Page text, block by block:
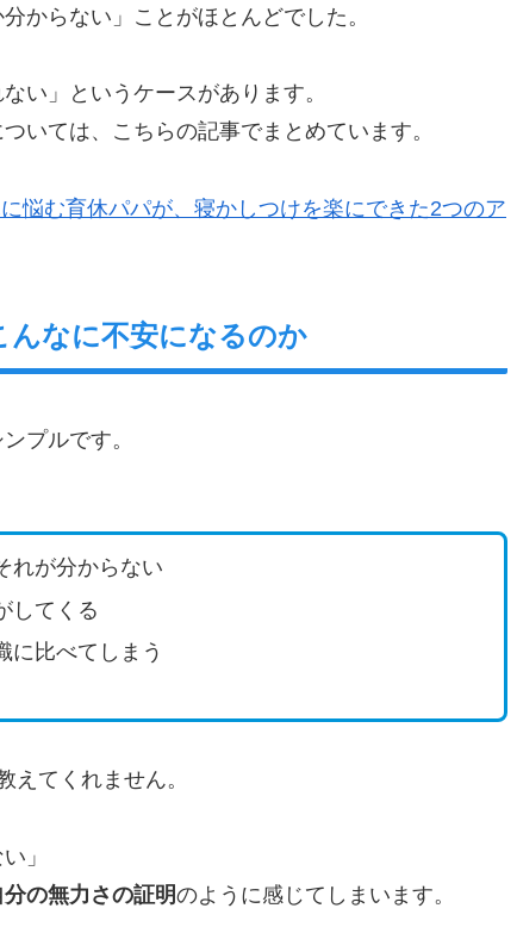
からない」ことがほとんどでした。
い」というケースがあります。
いては、こちらの記事でまとめています。
悩む育休パパが、寝かしつけを楽にできた2つのア
なに不安になるのか
プルです。
れが分からない
してくる
に比べてしまう
えてくれません。
」
分の無力さの証明のように感じてしまいます。